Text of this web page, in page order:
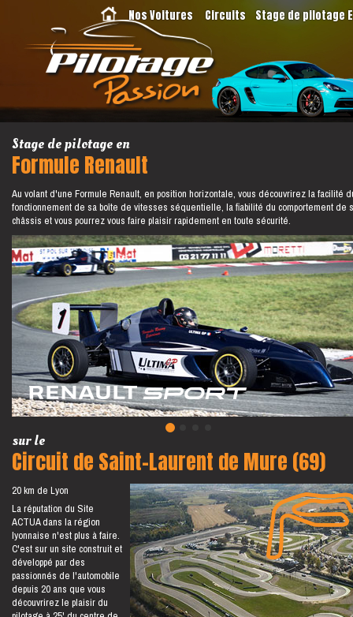
Nos Voitures Circuits Stage de pilotage
Stage de pilotage en
Formule Renault
Au volant d'une Formule Renault, en position horizontale, vous découvrirez la facilité
fonctionnement de sa boîte de vitesses séquentielle, la fiabilité du comportement de
châssis et vous pourrez vous faire plaisir rapidement en toute sécurité.
sur le
Circuit de Saint-Laurent de Mure (69)
20 km de Lyon
La réputation du Site
ACTUA dans la région
lyonnaise n'est plus à faire.
C'est sur un site construit et
développé par des
passionnés de l'automobile
depuis 20 ans que vous
découvrirez le plaisir du